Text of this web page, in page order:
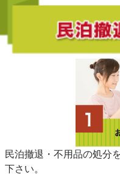
民泊撤退・不用品の処分
下さい。